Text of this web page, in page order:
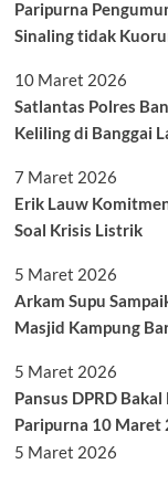
Paripurna
Sinaling tidak
10 Maret 2026
Satlantas Polres
Keliling di Banggai
7 Maret 2026
Erik Lauw
Soal Krisis Listrik
5 Maret 2026
Arkam Supu
Masjid Kampung
5 Maret 2026
Pansus DPRD
Paripurna 10 Maret
5 Maret 2026